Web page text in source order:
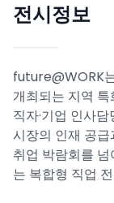
전시정보
future@WORK
개최되는 지역 특
직자·기업 인사
시장의 인재 공
취업 박람회를
는 복합형 직업